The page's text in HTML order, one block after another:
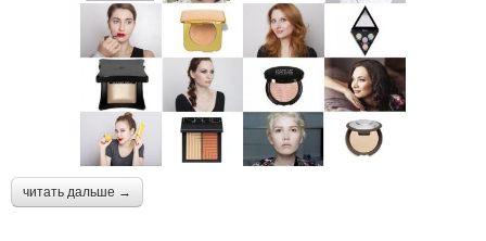
читать дальше →